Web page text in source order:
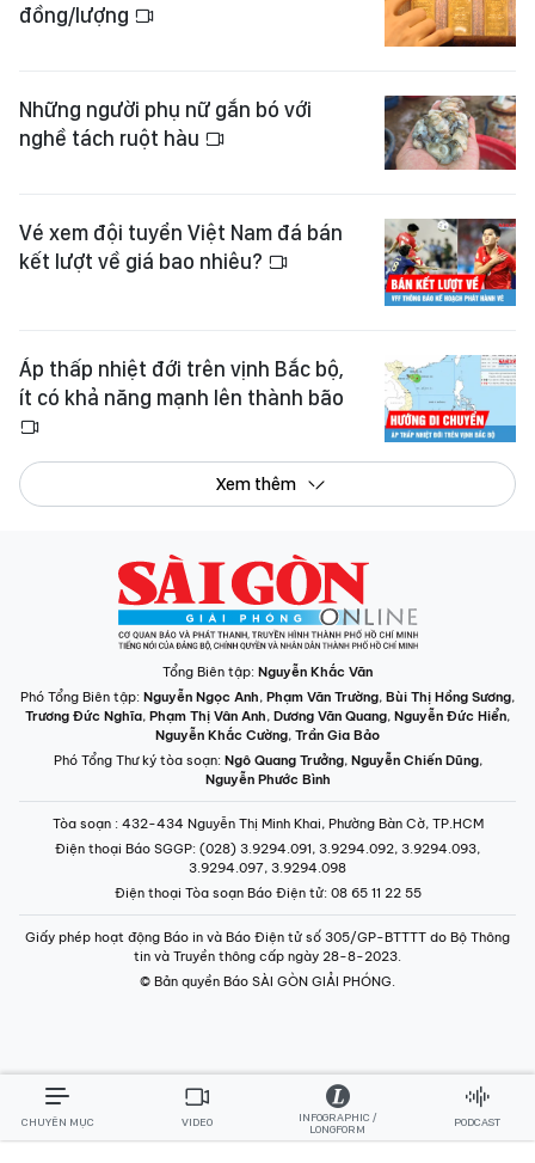
đồng/lượng
Những người phụ nữ gắn bó với
nghề tách ruột hàu
Vé xem đội tuyển Việt Nam đá bán
kết lượt về giá bao nhiêu?
Áp thấp nhiệt đới trên vịnh Bắc bộ,
ít có khả năng mạnh lên thành bão
Xem thêm
Tổng Biên tập: Nguyễn Khắc Văn
Phó Tổng Biên tập: Nguyễn Ngọc Anh, Phạm Văn Trường, Bùi Thị Hồng Sương,
Trương Đức Nghĩa, Phạm Thị Vân Anh, Dương Văn Quang, Nguyễn Đức Hiển,
Nguyễn Khắc Cường, Trần Gia Bảo
Phó Tổng Thư ký tòa soạn: Ngô Quang Trưởng, Nguyễn Chiến Dũng,
Nguyễn Phước Bình
Tòa soạn : 432-434 Nguyễn Thị Minh Khai, Phường Bàn Cờ, TP.HCM
Điện thoại Báo SGGP: (028) 3.9294.091, 3.9294.092, 3.9294.093,
3.9294.097, 3.9294.098
Điện thoại Tòa soạn Báo Điện tử: 08 65 11 22 55
Giấy phép hoạt động Báo in và Báo Điện tử số 305/GP-BTTTT do Bộ Thông
tin và Truyền thông cấp ngày 28-8-2023.
© Bản quyền Báo SÀI GÒN GIẢI PHÓNG.
CHUYÊN MỤC VIDEO
INFOGRAPHIC /
LONGFORM
PODCAST